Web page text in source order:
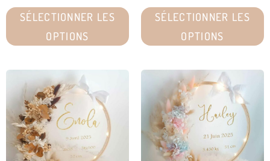
SÉLECTIONNER LES
OPTIONS
SÉLECTIONNER LES
OPTIONS